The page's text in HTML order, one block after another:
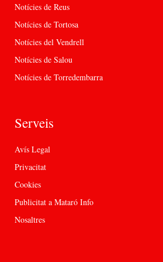
Notícies de Reus
Notícies de Tortosa
Notícies del Vendrell
Notícies de Salou
Notícies de Torredembarra
Serveis
Avís Legal
Privacitat
Cookies
Publicitat a Mataró Info
Nosaltres